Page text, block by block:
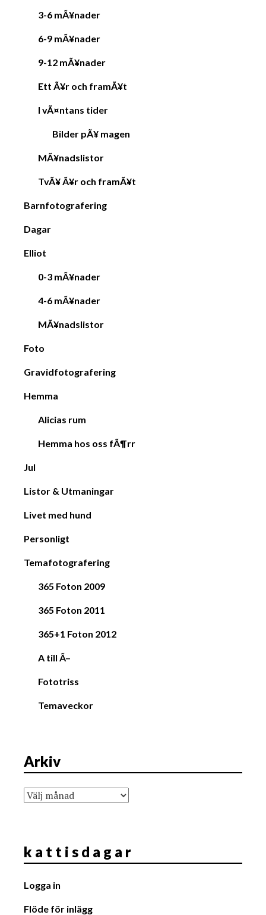
3-6 mÃ¥nader
6-9 mÃ¥nader
9-12 mÃ¥nader
Ett Ã¥r och framÃ¥t
I vÃ¤ntans tider
Bilder pÃ¥ magen
MÃ¥nadslistor
TvÃ¥ Ã¥r och framÃ¥t
Barnfotografering
Dagar
Elliot
0-3 mÃ¥nader
4-6 mÃ¥nader
MÃ¥nadslistor
Foto
Gravidfotografering
Hemma
Alicias rum
Hemma hos oss fÃ¶rr
Jul
Listor & Utmaningar
Livet med hund
Personligt
Temafotografering
365 Foton 2009
365 Foton 2011
365+1 Foton 2012
A till Ã–
Fototriss
Temaveckor
Arkiv
Arkiv
k a t t i s d a g a r
Logga in
Flöde för inlägg